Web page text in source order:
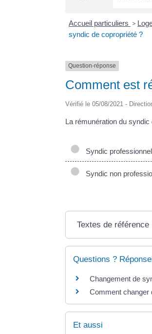
Accueil particuliers >
syndic de copropriété ?
Question-réponse
Comment est
Vérifié le 05/08/2021 -
La rémunération du
Syndic professionnel
Syndic non
Textes de référence
Questions ?
Changement de
Comment changer
Et aussi